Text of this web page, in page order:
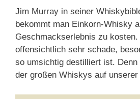
Jim Murray in seiner
bekommt man Einkorn-Whisky
Geschmackserlebnis zu
offensichtlich sehr schade,
so umsichtig destilliert ist.
der großen Whiskys auf unserer